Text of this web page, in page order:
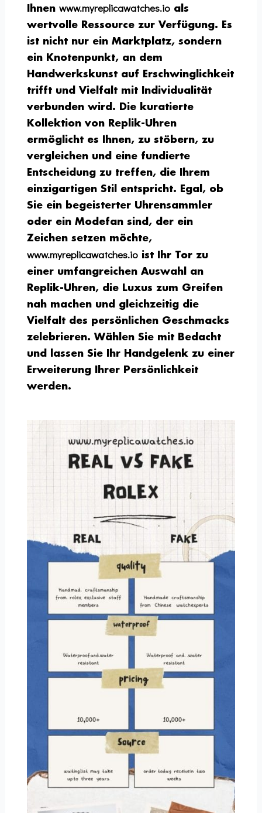
Ihnenwww.myreplicawatches.io als
wertvolle Ressource zur Verfügung. Es
ist nicht nur ein Marktplatz, sondern
ein Knotenpunkt, an dem
Handwerkskunst auf Erschwinglichkeit
trifft und Vielfalt mit Individualität
verbunden wird. Die kuratierte
Kollektion von Replik-Uhren
ermöglicht es Ihnen, zu stöbern, zu
vergleichen und eine fundierte
Entscheidung zu treffen, die Ihrem
einzigartigen Stil entspricht. Egal, ob
Sie ein begeisterter Uhrensammler
oder ein Modefan sind, der ein
Zeichen setzen möchte,
www.myreplicawatches.io ist Ihr Tor zu
einer umfangreichen Auswahl an
Replik-Uhren, die Luxus zum Greifen
nah machen und gleichzeitig die
Vielfalt des persönlichen Geschmacks
zelebrieren. Wählen Sie mit Bedacht
und lassen Sie Ihr Handgelenk zu einer
Erweiterung Ihrer Persönlichkeit
werden.